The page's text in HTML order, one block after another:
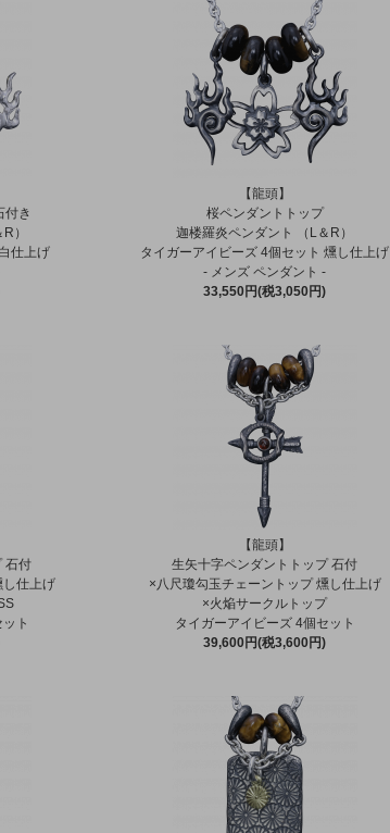
付き
）
仕上げ
【龍頭】
桜ペンダントトップ
迦楼羅炎ペンダント （L＆R）
タイガーアイビーズ 4個セット 燻し仕上げ
- メンズ ペンダント -
33,550円(税3,050円)
石付
し仕上げ
ト
【龍頭】
生矢十字ペンダントトップ 石付
×八尺瓊勾玉チェーントップ 燻し仕上げ
×火焔サークルトップ
タイガーアイビーズ 4個セット
39,600円(税3,600円)